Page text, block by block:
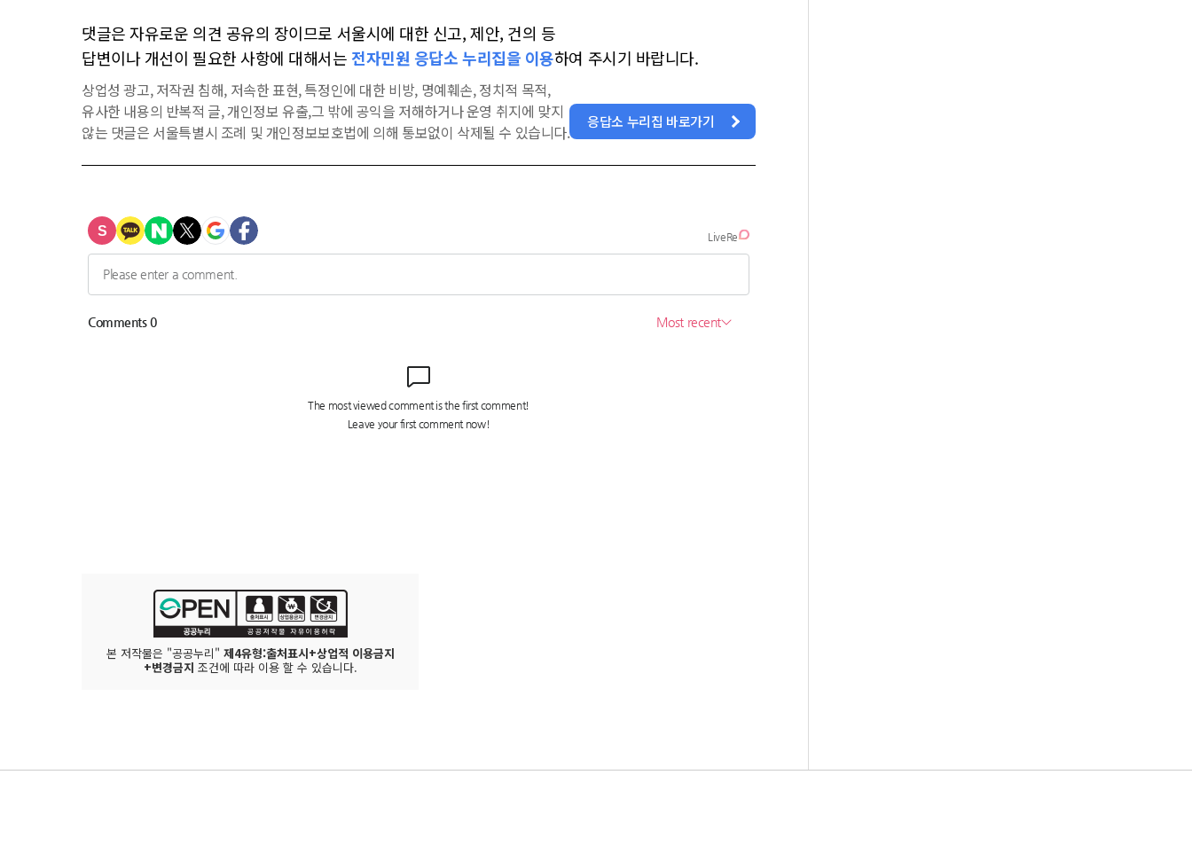
댓글은 자유로운 의견 공유의 장이므로 서울시에 대한 신고, 제안, 건의 등
답변이나 개선이 필요한 사항에 대해서는 전자민원 응답소 누리집을 이용하여 주시기 바랍니다.
상업성 광고, 저작권 침해, 저속한 표현, 특정인에 대한 비방, 명예훼손, 정치적 목적,
유사한 내용의 반복적 글, 개인정보 유출,그 밖에 공익을 저해하거나 운영 취지에 맞지
않는 댓글은 서울특별시 조례 및 개인정보보호법에 의해 통보없이 삭제될 수 있습니다.
응답소 누리집 바로가기
본 저작물은 "공공누리" 제4유형:출처표시+상업적 이용금지
+변경금지 조건에 따라 이용 할 수 있습니다.